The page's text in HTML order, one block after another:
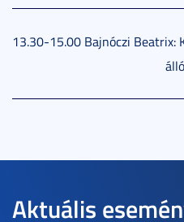
13.30-15.00 Bajnóczi Beatrix:
Aktuális